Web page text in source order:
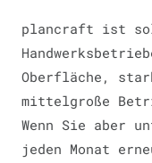
plancraft ist
Oberfläche,
mittelgroße
Wenn Sie aber
jeden Monat